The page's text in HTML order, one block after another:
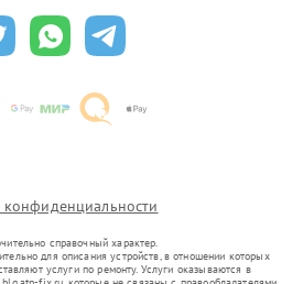
справочный характер.
для описания устройств, в отношении которых
услуги по ремонту. Услуги оказываются в